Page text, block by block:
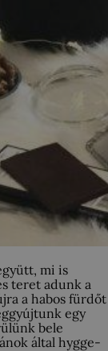
mi is
teret adunk a
a habos fürdőt
egy
bele
által hygge-